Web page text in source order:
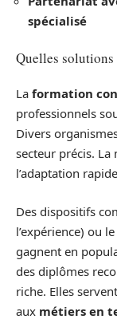
spécialisé
Quelles
La formation
professionnels
Divers
secteur précis.
l’adaptation
Des dispositifs
l’expérience) ou le
gagnent en
des diplômes
riche. Elles
aux métiers en